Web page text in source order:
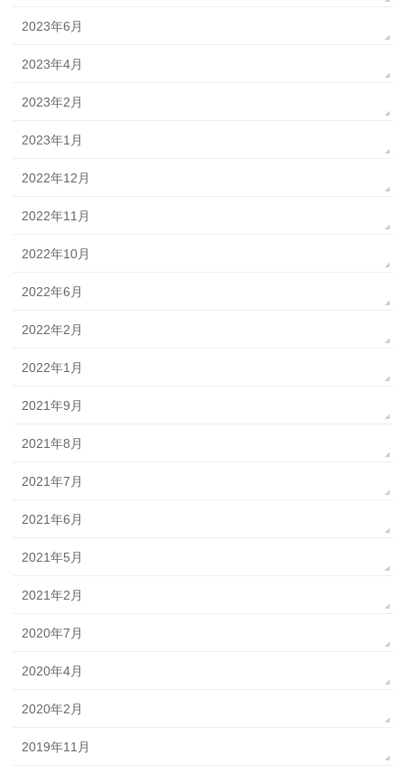
2023年6月
2023年4月
2023年2月
2023年1月
2022年12月
2022年11月
2022年10月
2022年6月
2022年2月
2022年1月
2021年9月
2021年8月
2021年7月
2021年6月
2021年5月
2021年2月
2020年7月
2020年4月
2020年2月
2019年11月